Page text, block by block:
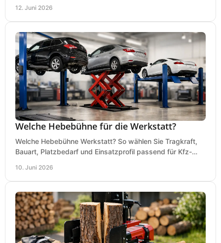
12. Juni 2026
Welche Hebebühne für die Werkstatt?
Welche Hebebühne Werkstatt? So wählen Sie Tragkraft,
Bauart, Platzbedarf und Einsatzprofil passend für Kfz-
10. Juni 2026